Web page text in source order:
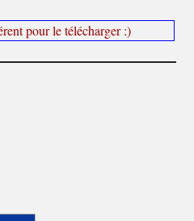
pour le télécharger :)